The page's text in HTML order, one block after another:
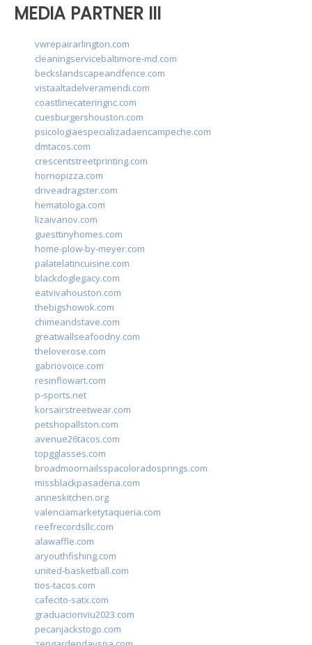
MEDIA PARTNER III
vwrepairarlington.com
cleaningservicebaltimore-md.com
beckslandscapeandfence.com
vistaaltadelveramendi.com
coastlinecateringnc.com
cuesburgershouston.com
psicologiaespecializadaencampeche.com
dmtacos.com
crescentstreetprinting.com
hornopizza.com
driveadragster.com
hematologa.com
lizaivanov.com
guesttinyhomes.com
home-plow-by-meyer.com
palatelatincuisine.com
blackdoglegacy.com
eatvivahouston.com
thebigshowok.com
chimeandstave.com
greatwallseafoodny.com
theloverose.com
gabriovoice.com
resinflowart.com
p-sports.net
korsairstreetwear.com
petshopallston.com
avenue26tacos.com
topgglasses.com
broadmoornailsspacoloradosprings.com
missblackpasadena.com
anneskitchen.org
valenciamarketytaqueria.com
reefrecordsllc.com
alawaffle.com
aryouthfishing.com
united-basketball.com
tios-tacos.com
cafecito-satx.com
graduacionviu2023.com
pecanjackstogo.com